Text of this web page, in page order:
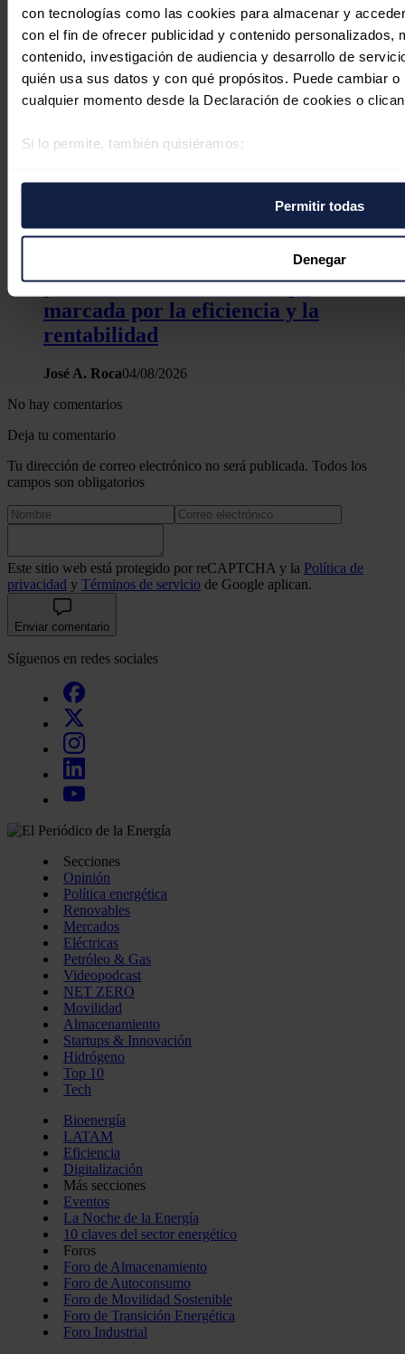
con tecnologías como las cookies para almacenar y
con el fin de ofrecer publicidad y contenido personalizados,
contenido, investigación de audiencia y desarrollo de
quién usa sus datos y con qué propósitos. Puede cambiar
cualquier momento desde la Declaración de cookies o
Si lo permite, también quisiéramos:
Identificar su dispositivo analizándolo activamente
específicas (huellas digitales)
Obtenga más información sobre cómo se procesan sus
preferencias en lasección de datos. Puede cambiar o
momento en la Declaración de cookies.
Las cookies de este sitio web se usan para personalizar el
funciones de redes sociales y analizar el tráfico. Además,
quienes pueden combinarla con otra información que les
recopilado a partir del uso que haya hecho de sus servicios.
Permitir todas
Denegar
La industria eólica recupera impulso,
pero encara una nueva etapa
marcada por la eficiencia y la
rentabilidad
José A. Roca04/08/2026
No hay comentarios
Deja tu comentario
Tu dirección de correo electrónico no será publicada. Todos los
campos son obligatorios
Este sitio web está protegido por reCAPTCHA y la Política de
privacidad y Términos de servicio de Google aplican.
Enviar comentario
Síguenos en redes sociales
Secciones
Opinión
Política energética
Renovables
Mercados
Eléctricas
Petróleo & Gas
Videopodcast
NET ZERO
Movilidad
Almacenamiento
Startups & Innovación
Hidrógeno
Top 10
Tech
Bioenergía
LATAM
Eficiencia
Digitalización
Más secciones
Eventos
La Noche de la Energía
10 claves del sector energético
Foros
Foro de Almacenamiento
Foro de Autoconsumo
Foro de Movilidad Sostenible
Foro de Transición Energética
Foro Industrial